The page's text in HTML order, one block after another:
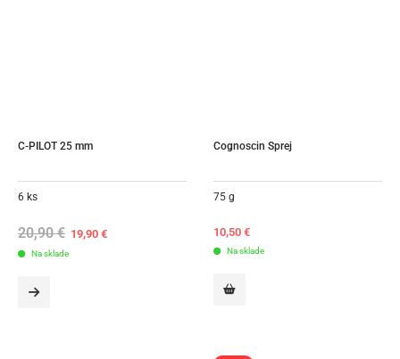
C-PILOT 25 mm
6 ks
20,90€ Original
price
19,90€Current
Na sklade
Cognoscin Sprej
75 g
10,50 €
Na sklade